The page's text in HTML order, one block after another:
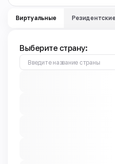
Виртуальные Резидентские
Выберите страну: